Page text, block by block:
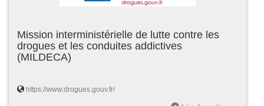
Mission interministérielle de lutte contre les
drogues et les conduites addictives
(MILDECA)
https://www.drogues.gouv.fr/